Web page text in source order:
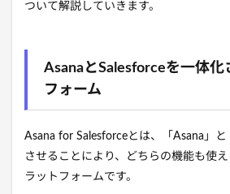
ついて解説していきます。
AsanaとSalesforceを一体化
フォーム
Asana for Salesforceとは、「Asana」
させることにより、どちらの機能も使
ラットフォームです。